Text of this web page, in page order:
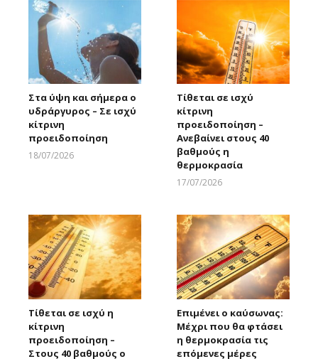
Στα ύψη και σήμερα ο
υδράργυρος – Σε ισχύ
κίτρινη
προειδοποίηση
18/07/2026
Τίθεται σε ισχύ
κίτρινη
προειδοποίηση –
Ανεβαίνει στους 40
βαθμούς η
θερμοκρασία
17/07/2026
Τίθεται σε ισχύ η
κίτρινη
προειδοποίηση –
Στους 40 βαθμούς ο
Επιμένει ο καύσωνας:
Μέχρι που θα φτάσει
η θερμοκρασία τις
επόμενες μέρες